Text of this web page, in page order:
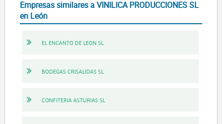
Empresas similares a VINILICA PRODUCCIONES SL
en León
EL ENCANTO DE LEON SL
BODEGAS CRISALIDAS SL
CONFITERIA ASTURIAS SL